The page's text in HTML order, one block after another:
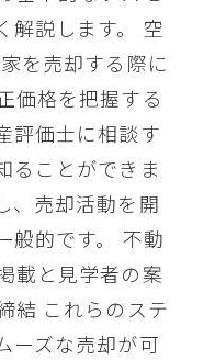
解説します。 空
を売却する際に
価格を把握する
評価士に相談す
ることができま
、売却活動を開
般的です。 不動
載と見学者の案
結 これらのステ
ーズな売却が可